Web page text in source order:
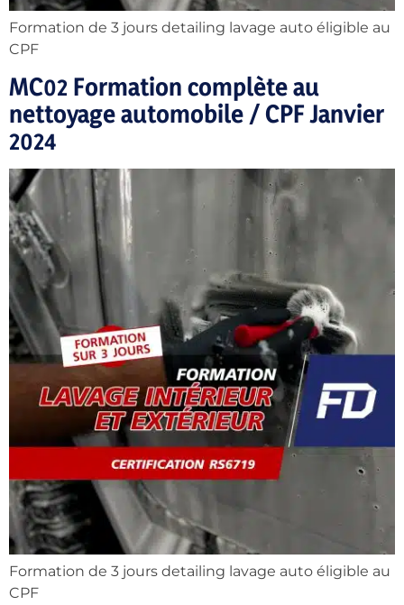
Formation de 3 jours detailing lavage auto éligible au
CPF
MC02 Formation complète au
nettoyage automobile / CPF Janvier
2024
Formation de 3 jours detailing lavage auto éligible au
CPF